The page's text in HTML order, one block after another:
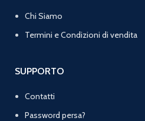
Chi Siamo
Termini e Condizioni di vendita
SUPPORTO
Contatti
Password persa?